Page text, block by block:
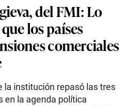
del FMI: Lo
los países
comerciales
la institución repasó las tres
en la agenda política